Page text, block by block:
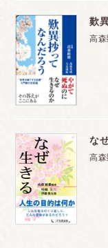
歎
高森
な
高